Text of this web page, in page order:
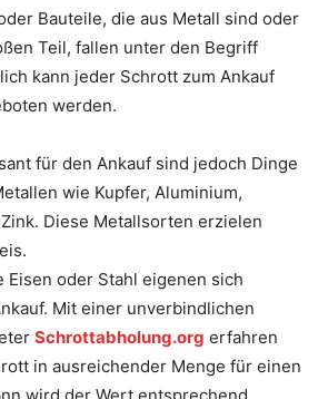
Bauteile, die aus Metall sind oder
Teil, fallen unter den Begriff
kann jeder Schrott zum Ankauf
werden.
für den Ankauf sind jedoch Dinge
wie Kupfer, Aluminium,
Diese Metallsorten erzielen
Eisen oder Stahl eigenen sich
Mit einer unverbindlichen
Schrottabholung.org erfahren
in ausreichender Menge für einen
wird der Wert entsprechend